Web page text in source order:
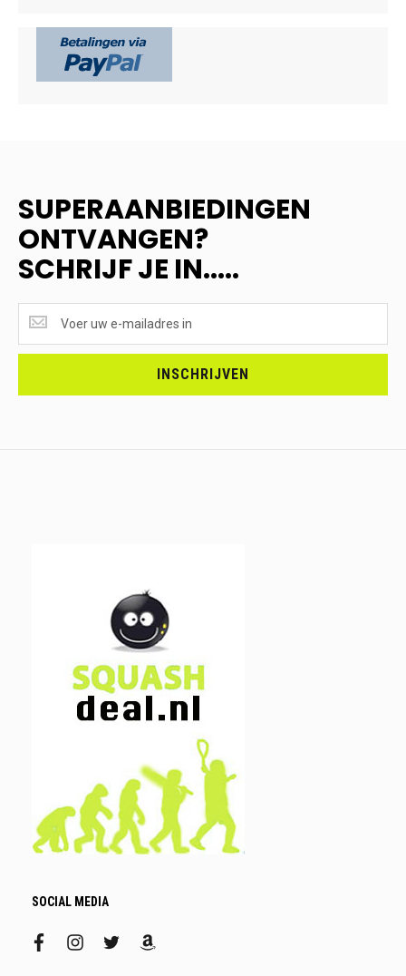
SUPERAANBIEDINGEN
ONTVANGEN?
SCHRIJF JE IN.....
ONTVANGEN?
<br>SCHRIJF
INSCHRIJVEN
SOCIAL MEDIA
facebookinstagram
twitteramazon